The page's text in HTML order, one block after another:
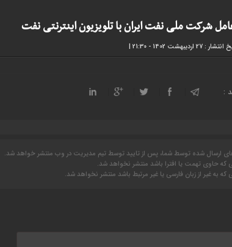
شرکت ملی نفت ایران با تلویزیون اینترنتی نفت
: 27 اردیبهشت 1402 - 21:30 |
:
ارسال شده توسط شما، پس از تایید توسط تیم مدیریت در وب منتشر خواهد شد.
که حاوی تهمت یا افترا باشد منتشر نخواهد شد.
که به غیر از زبان فارسی یا غیر مرتبط باشد منتشر نخواهد شد.